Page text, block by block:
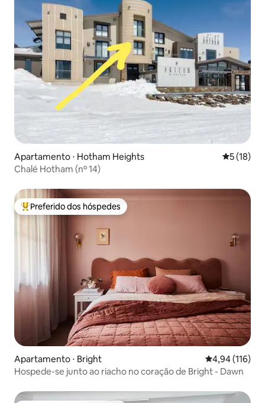
Apartamento ⋅ Hotham Heights 5 de uma
5 (18)
Chalé Hotham (nº 14)
Entre os melhores preferidos dos hóspedes
Preferido dos hóspedes
Apartamento ⋅ Bright 4,94 de uma
4,94 (116)
Hospede-se junto ao riacho no coração de Bright - Dawn